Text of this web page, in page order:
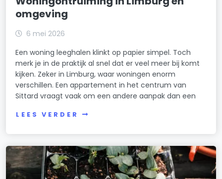
omgeving
6 mei 2026
Een woning leeghalen klinkt op papier simpel. Toch
merk je in de praktijk al snel dat er veel meer bij komt
kijken. Zeker in Limburg, waar woningen enorm
verschillen. Een appartement in het centrum van
Sittard vraagt vaak om een andere aanpak dan een
LEES VERDER